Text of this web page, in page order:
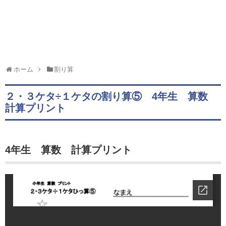
ホーム 割り算
２・３ケタ÷１ケタの割り算⑤ 4年生 算数
計算プリント
4年生 算数 計算プリント